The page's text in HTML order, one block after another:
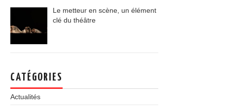
Le metteur en scène, un élément
clé du théâtre
CATÉGORIES
Actualités